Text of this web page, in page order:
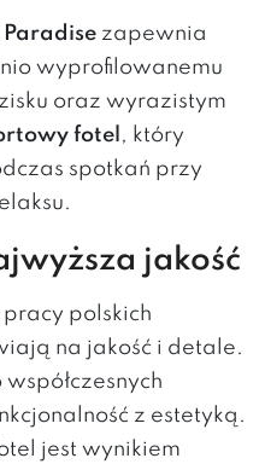
Paradise zapewnia
wyprofilowanemu
oraz wyrazistym
fotel , który
spotkań przy
jakość
polskich
na jakość i detale.
z estetyką.
jest wynikiem